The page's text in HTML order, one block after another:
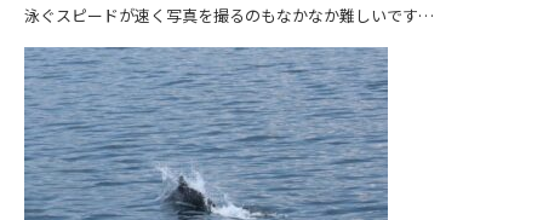
泳ぐスピードが速く写真を撮るのもなかなか難しいです…